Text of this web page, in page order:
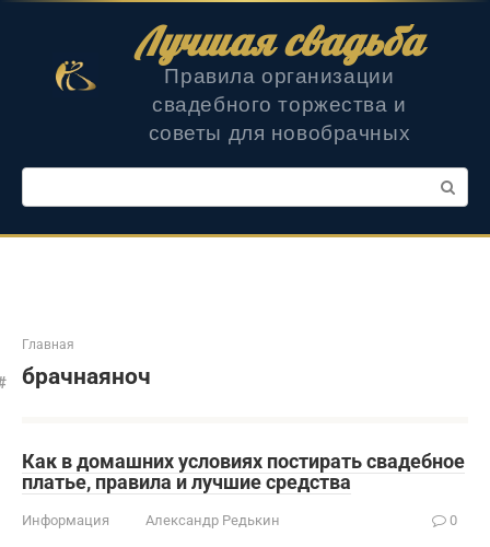
Лучшая свадьба
Правила организации
свадебного торжества и
советы для новобрачных
Поиск:
Главная
брачнаяноч
Как в домашних условиях постирать свадебное
платье, правила и лучшие средства
Информация Александр Редькин 0